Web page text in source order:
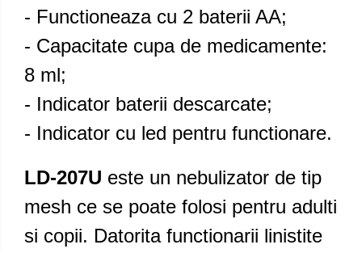
- Functioneaza cu 2 baterii AA;
- Capacitate cupa de medicamente:
8 ml;
- Indicator baterii descarcate;
- Indicator cu led pentru functionare.
LD-207U este un nebulizator de tip
mesh ce se poate folosi pentru adulti
si copii. Datorita functionarii linistite